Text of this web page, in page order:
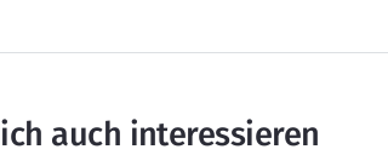
auch interessieren